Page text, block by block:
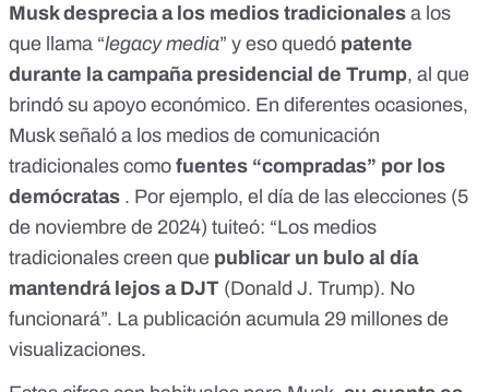
Musk desprecia a los medios tradicionales a los
que llama “legacy media” y eso quedó patente
durante la campaña presidencial de Trump, al que
brindó su apoyo económico. En diferentes ocasiones,
Musk señaló a los medios de comunicación
tradicionales como fuentes “compradas” por los
demócratas . Por ejemplo, el día de las elecciones (5
de noviembre de 2024) tuiteó: “Los medios
tradicionales creen que publicar un bulo al día
mantendrá lejos a DJT (Donald J. Trump). No
funcionará”. La publicación acumula 29 millones de
visualizaciones.